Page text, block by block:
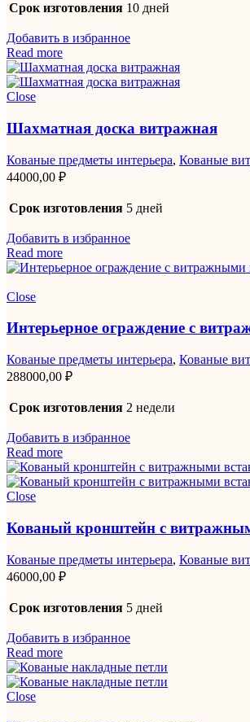
Срок изготовления 10 дней
Добавить в избранное
Read more
Close
Шахматная доска витражная
Кованые предметы интерьера, Кованые
44000,00 ₽
Срок изготовления 5 дней
Добавить в избранное
Read more
Close
Интерьерное ограждение с
Кованые предметы интерьера, Кованые
288000,00 ₽
Срок изготовления 2 недели
Добавить в избранное
Read more
Close
Кованый кронштейн с
Кованые предметы интерьера, Кованые
46000,00 ₽
Срок изготовления 5 дней
Добавить в избранное
Read more
Close